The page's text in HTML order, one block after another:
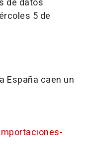
de datos
5 de
España caen un